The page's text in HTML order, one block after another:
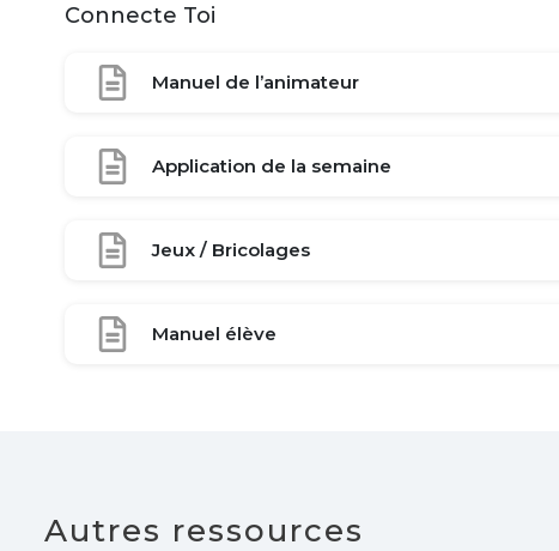
Connecte Toi
Manuel de l’animateur
Application de la semaine
Jeux / Bricolages
Manuel élève
Autres ressources